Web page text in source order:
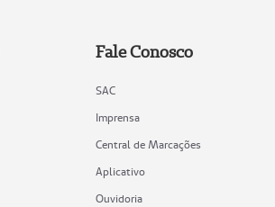
Fale Conosco
SAC
Imprensa
Central de Marcações
Aplicativo
Ouvidoria